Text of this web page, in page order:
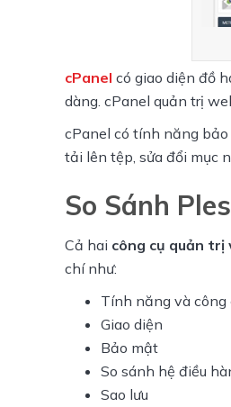
cPanel có giao diện đồ
dàng. cPanel quản trị
cPanel có tính năng
tải lên tệp, sửa đổi mục
So Sánh
Cả hai công cụ quản
chí như:
Tính năng và công
Giao diện
Bảo mật
So sánh hệ điều
Sao lưu